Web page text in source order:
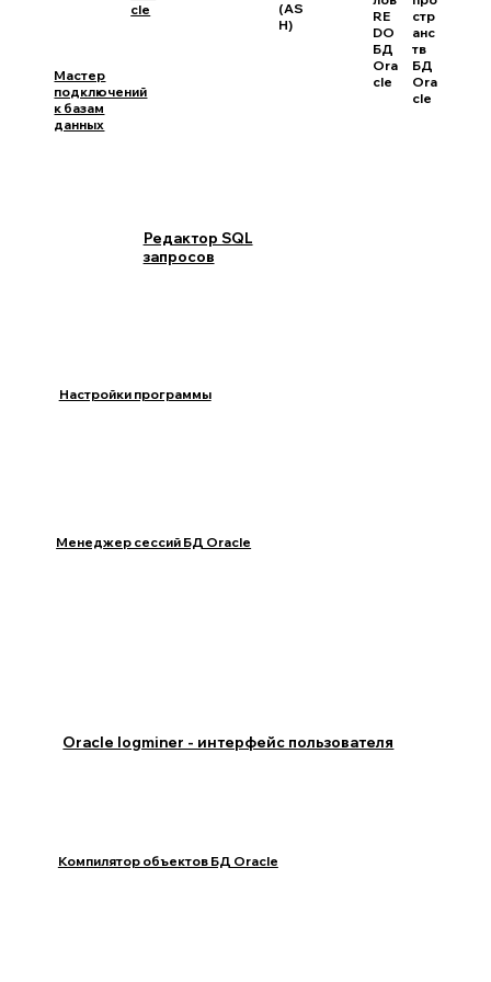
cle
Мастер
подключений
к базам
данных
Редактор SQL
запросов
Настройки программы
(AS
H)
Менеджер сессий БД Oracle
стр
анс
тв
БД
Ora
cle
RE
DO
БД
Ora
cle
Oracle logminer - интерфейс пользователя
Компилятор объектов БД Oracle